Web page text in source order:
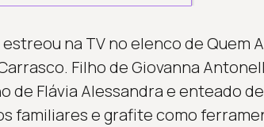
na TV no elenco de Quem
Filho de Giovanna
de Flávia Alessandra e enteado
familiares e grafite como